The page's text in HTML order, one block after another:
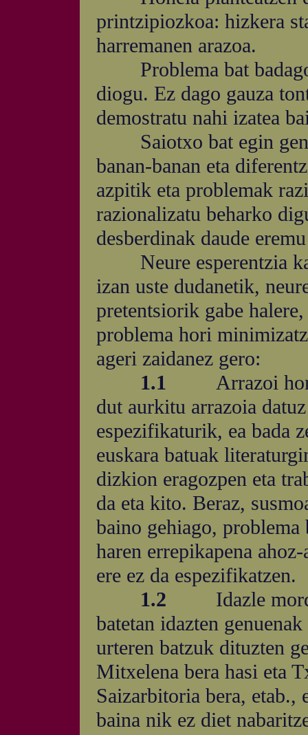
printzipiozkoa: hizkera
harremanen arazoa.
Problema bat
diogu. Ez dago gauza
demostratu nahi izatea
Saiotxo bat egin
banan-banan eta
azpitik eta problemak
razionalizatu beharko
desberdinak daude
Neure esperentzia
izan uste dudanetik,
pretentsiorik gabe
problema hori
ageri zaidanez gero:
1.1 Arrazoi
dut aurkitu arrazoia
espezifikaturik, ea bada
euskara batuak
dizkion eragozpen eta
da eta kito. Beraz,
baino gehiago,
haren errepikapena
ere ez da espezifikatzen.
1.2 Idazle
batetan idazten
urteren batzuk dituzten
Mitxelena bera hasi eta
Saizarbitoria bera, etab.,
baina nik ez diet